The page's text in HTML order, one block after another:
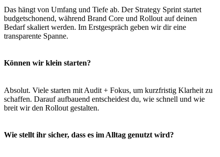
Das hängt von Umfang und Tiefe ab. Der Strategy Sprint startet
budgetschonend, während Brand Core und Rollout auf deinen
Bedarf skaliert werden. Im Erstgespräch geben wir dir eine
transparente Spanne.
Können wir klein starten?
Absolut. Viele starten mit Audit + Fokus, um kurzfristig Klarheit zu
schaffen. Darauf aufbauend entscheidest du, wie schnell und wie
breit wir den Rollout gestalten.
Wie stellt ihr sicher, dass es im Alltag genutzt wird?